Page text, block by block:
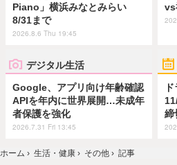
Piano」横浜みなとみらい
8/31まで
2026.8.6 Thu 19:45
vs
デジタル生活
Google、アプリ向け年齢確認
APIを年内に世界展開…未成年
者保護を強化
2026.7.31 Fri 13:45
締
ホーム › 生活・健康 › その他 › 記事